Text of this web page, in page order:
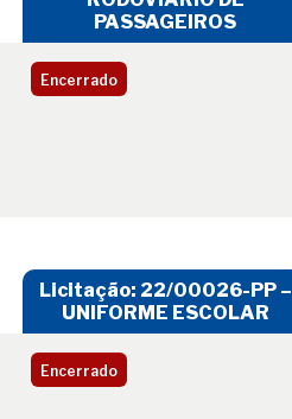
PASSAGEIROS
Encerrado
Licitação: 22/00026-PP –
UNIFORME ESCOLAR
Encerrado